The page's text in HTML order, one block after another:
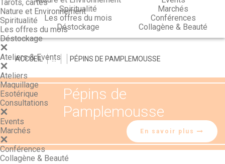
Tarots, cartes
Nature et Environnement
Spiritualité
Les offres du mois
Déstockage
Ateliers & Events
Ateliers
Maquillage
Esotérique
Consultations
Events
Marchés
Conférences
Collagène & Beauté
Spiritualité
Les offres du mois
Déstockage
Marchés
Conférences
Collagène & Beauté
ACCUEIL> > PÉPINS DE PAMPLEMOUSSE
Pépins de
Pamplemousse
En savoir plus